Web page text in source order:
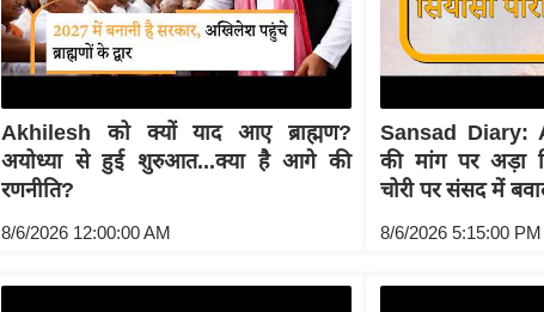
Akhilesh को क्यों याद आए ब्राह्मण?
अयोध्या से हुई शुरुआत...क्या है आगे की
रणनीति?
8/6/2026 12:00:00 AM
Sansad Diary:
की मांग पर अड़ा
चोरी पर संसद में
8/6/2026 5:15:00 PM